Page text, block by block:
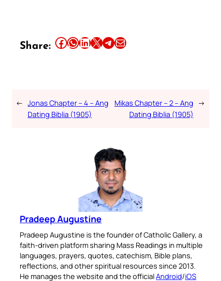
Share: Share this article on Facebook Share this article on WhatsApp Share this article on LinkedIn Share this article on X Share this article on TelegramEmail this Article
← Jonas Chapter – 4 – Ang
Dating Biblia (1905)
Mikas Chapter – 2 – Ang
Dating Biblia (1905)
→
Pradeep Augustine
Pradeep Augustine is the founder of Catholic Gallery, a
faith-driven platform sharing Mass Readings in multiple
languages, prayers, quotes, catechism, Bible plans,
reflections, and other spiritual resources since 2013.
He manages the website and the officialAndroid/iOS